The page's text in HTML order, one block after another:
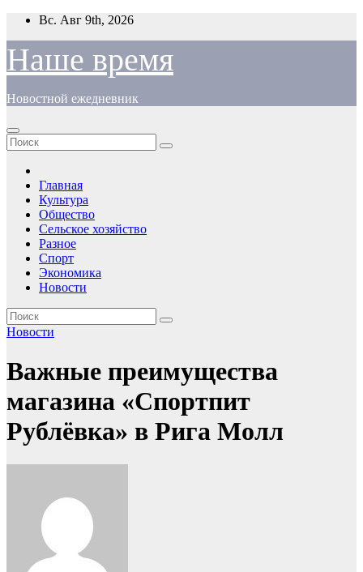
Перейти
содержимому
Вс. Авг 9th, 2026
Наше время
Новостной ежедневник
Главная
Культура
Общество
Сельское хозяйство
Разное
Спорт
Экономика
Новости
Новости
Важные преимущества
магазина «Спортпит
Рублёвка» в Рига Молл